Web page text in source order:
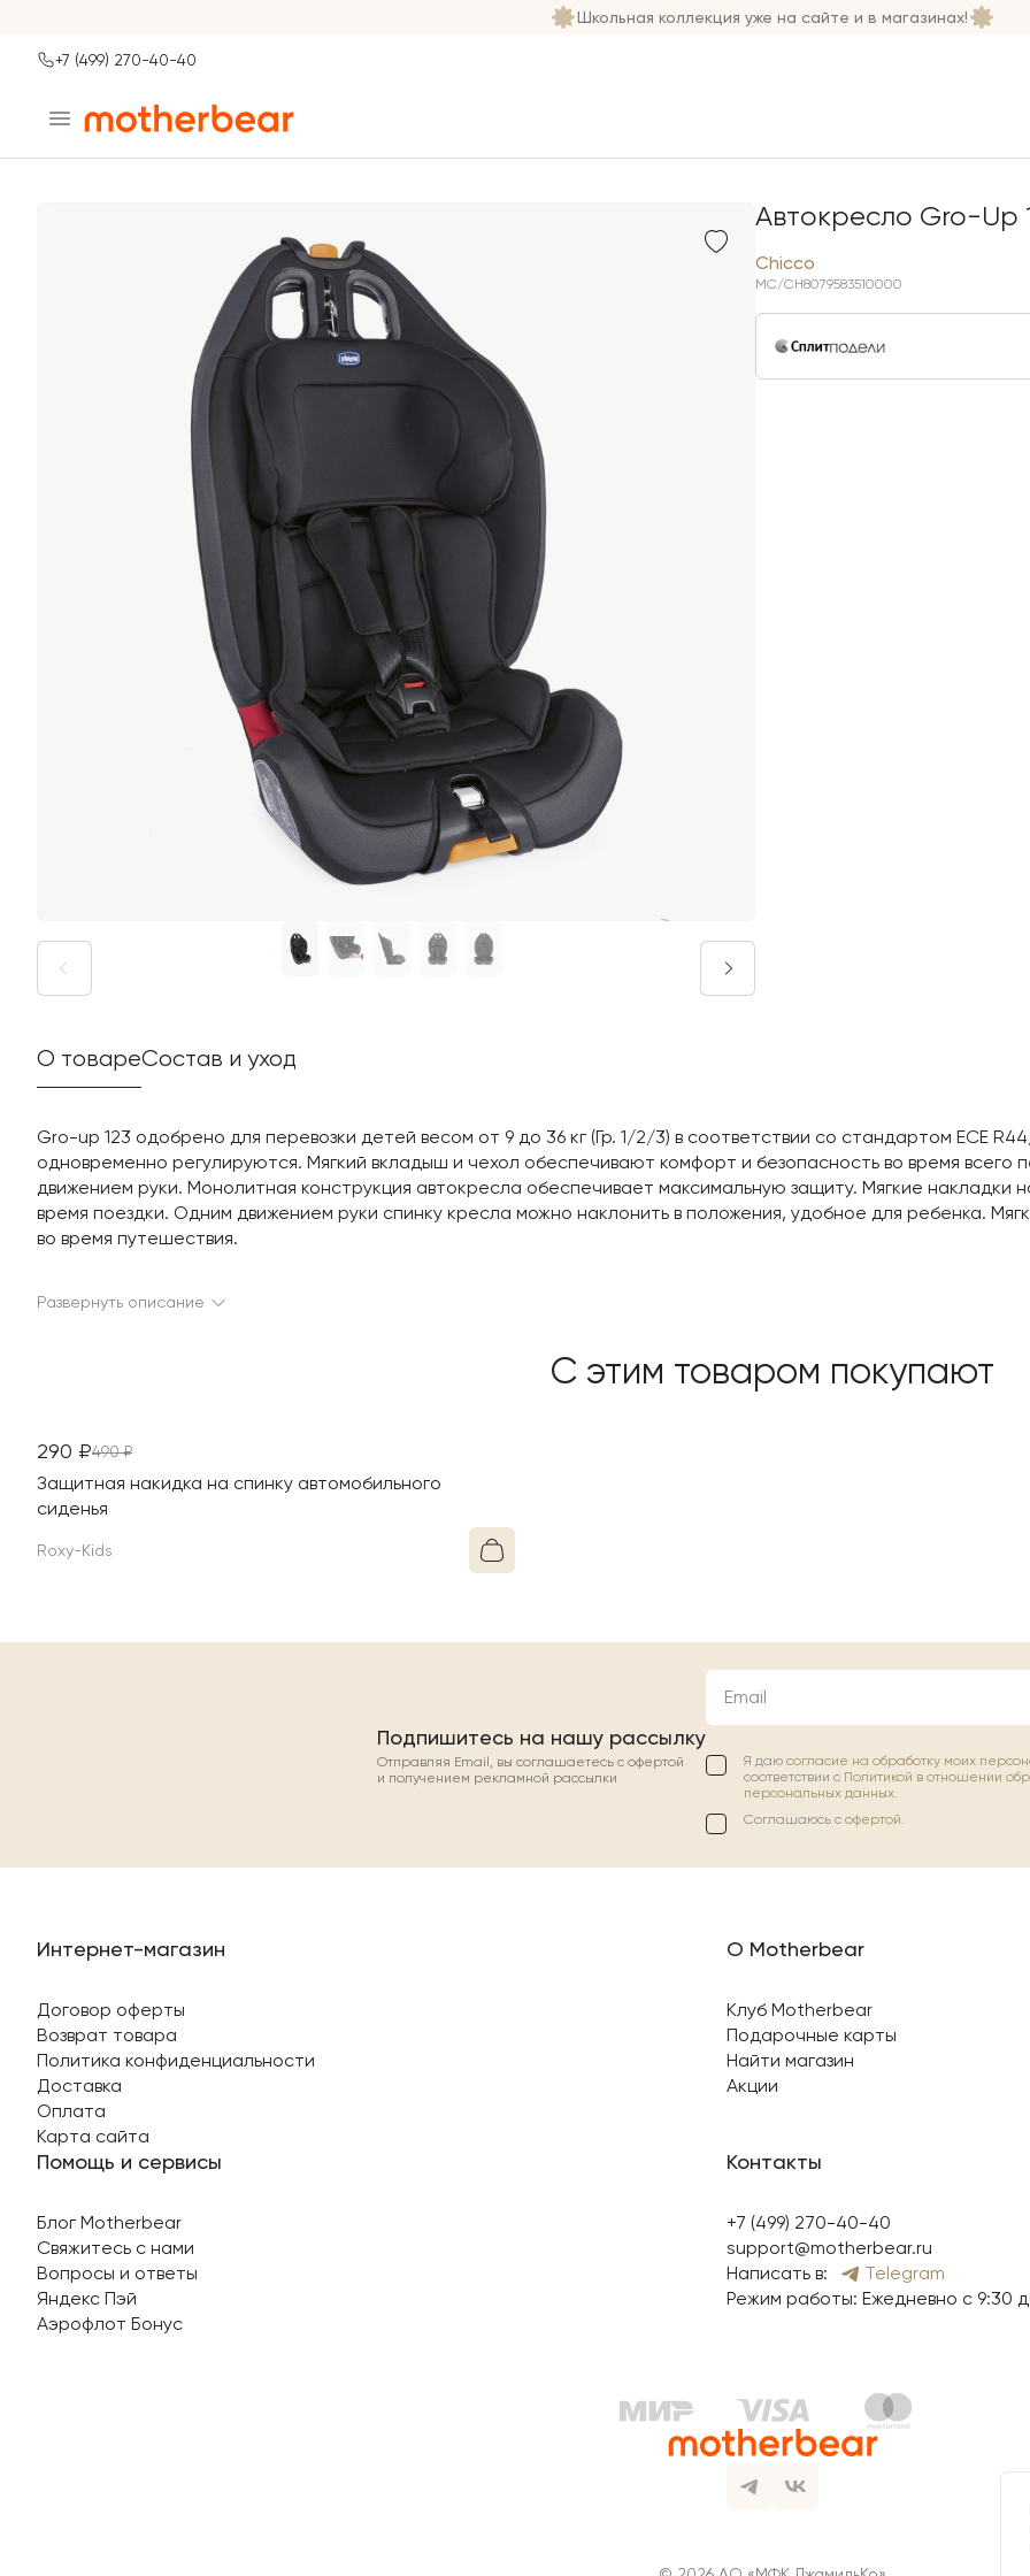
Школьная коллекция уже на сайте и в магазинах!
Ваш город
НЕТ, ДРУГОЙ
+7 (499) 270-40-40
Автокресло Gro-Up
Chicco
MC/CH8079583510000
О товареСостав и уход
Gro-up 123 одобрено для перевозки детей весом от 9 до 36 кг (Гр. 1/2/3) в соответствии со стандартом ECE
одновременно регулируются. Мягкий вкладыш и чехол обеспечивают комфорт и безопасность во время всего
движением руки. Монолитная конструкция автокресла обеспечивает максимальную защиту. Мягкие накладки
время поездки. Одним движением руки спинку кресла можно наклонить в положения, удобное для ребенка.
во время путешествия.
Развернуть описание
С этим товаром покупают
290 ₽490 ₽
Защитная накидка на спинку автомобильного
сиденья
Roxy-Kids
Подпишитесь на нашу рассылку
Отправляя Email, вы соглашаетесь с офертой
и получением рекламной рассылки
Email
Я даю согласие на обработку моих
соответствии с Политикой в отношении
персональных данных.
Соглашаюсь с офертой.
Интернет-магазин
Договор оферты
Возврат товара
Политика конфиденциальности
Доставка
Оплата
Карта сайта
О Motherbear
Клуб Motherbear
Подарочные карты
Найти магазин
Акции
Помощь и сервисы
Блог Motherbear
Свяжитесь с нами
Вопросы и ответы
Яндекс Пэй
Аэрофлот Бонус
Контакты
+7 (499) 270-40-40
support@motherbear.ru
Написать в:
Telegram
Режим работы: Ежедневно с 9:30